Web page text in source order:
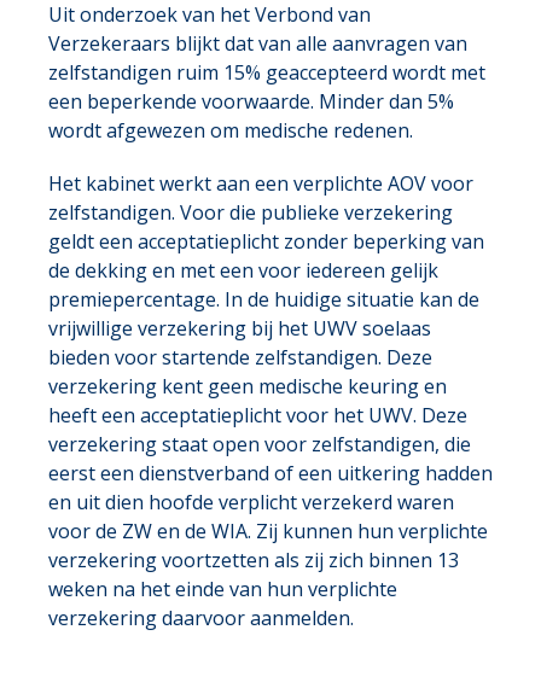
Uit onderzoek van het Verbond van
Verzekeraars blijkt dat van alle aanvragen van
zelfstandigen ruim 15% geaccepteerd wordt met
een beperkende voorwaarde. Minder dan 5%
wordt afgewezen om medische redenen.
Het kabinet werkt aan een verplichte AOV voor
zelfstandigen. Voor die publieke verzekering
geldt een acceptatieplicht zonder beperking van
de dekking en met een voor iedereen gelijk
premiepercentage. In de huidige situatie kan de
vrijwillige verzekering bij het UWV soelaas
bieden voor startende zelfstandigen. Deze
verzekering kent geen medische keuring en
heeft een acceptatieplicht voor het UWV. Deze
verzekering staat open voor zelfstandigen, die
eerst een dienstverband of een uitkering hadden
en uit dien hoofde verplicht verzekerd waren
voor de ZW en de WIA. Zij kunnen hun verplichte
verzekering voortzetten als zij zich binnen 13
weken na het einde van hun verplichte
verzekering daarvoor aanmelden.